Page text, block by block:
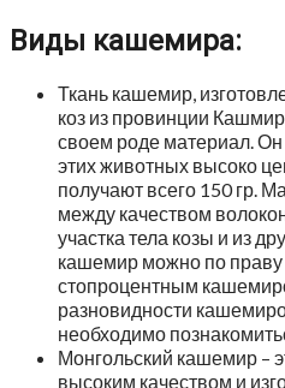
Виды кашемира:
Ткань кашемир,
коз из провинции
своем роде материал. Он
этих животных высоко
получают всего 150 гр.
между качеством
участка тела козы и из
кашемир можно по
стопроцентным
разновидности
необходимо
Монгольский кашемир –
высоким качеством и